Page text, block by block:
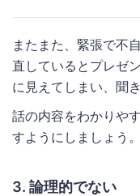
またまた、緊張で不
直しているとプレゼ
に見えてしまい、聞
話の内容をわかりや
すようにしましょう。
3. 論理的でない